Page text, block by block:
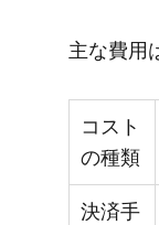
主な​費用
コスト
の種類
決済手